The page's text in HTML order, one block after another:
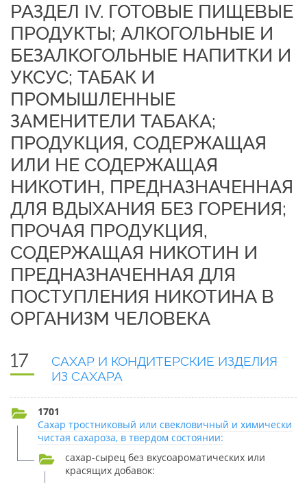
РАЗДЕЛ IV. ГОТОВЫЕ ПИЩЕВЫЕ
ПРОДУКТЫ; АЛКОГОЛЬНЫЕ И
БЕЗАЛКОГОЛЬНЫЕ НАПИТКИ И
УКСУС; ТАБАК И
ПРОМЫШЛЕННЫЕ
ЗАМЕНИТЕЛИ ТАБАКА;
ПРОДУКЦИЯ, СОДЕРЖАЩАЯ
ИЛИ НЕ СОДЕРЖАЩАЯ
НИКОТИН, ПРЕДНАЗНАЧЕННАЯ
ДЛЯ ВДЫХАНИЯ БЕЗ ГОРЕНИЯ;
ПРОЧАЯ ПРОДУКЦИЯ,
СОДЕРЖАЩАЯ НИКОТИН И
ПРЕДНАЗНАЧЕННАЯ ДЛЯ
ПОСТУПЛЕНИЯ НИКОТИНА В
ОРГАНИЗМ ЧЕЛОВЕКА
17
САХАР И КОНДИТЕРСКИЕ ИЗДЕЛИЯ
ИЗ САХАРА
1701
Сахар тростниковый или свекловичный и химически
чистая сахароза, в твердом состоянии:
сахар-сырец без вкусоароматических или
красящих добавок: